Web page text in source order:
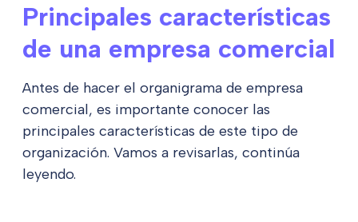
Principales características
de una empresa comercial
Antes de hacer el organigrama de empresa
comercial, es importante conocer las
principales características de este tipo de
organización. Vamos a revisarlas, continúa
leyendo.